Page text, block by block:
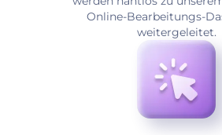
Online-Bearbeitungs-
weitergeleitet.